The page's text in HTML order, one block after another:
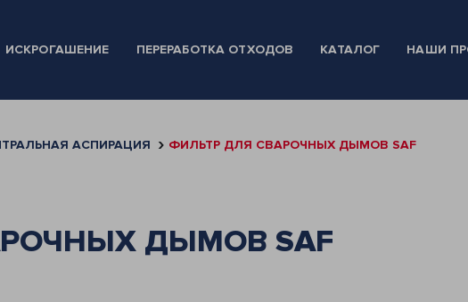
ИСКРОГАШЕНИЕ ПЕРЕРАБОТКА ОТХОДОВ КАТАЛОГ НАШИ
АСПИРАЦИЯ ФИЛЬТР ДЛЯ СВАРОЧНЫХ ДЫМОВ SAF
ДЫМОВ SAF